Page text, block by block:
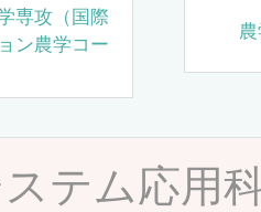
専攻（国際
ン農学コー
テム応用